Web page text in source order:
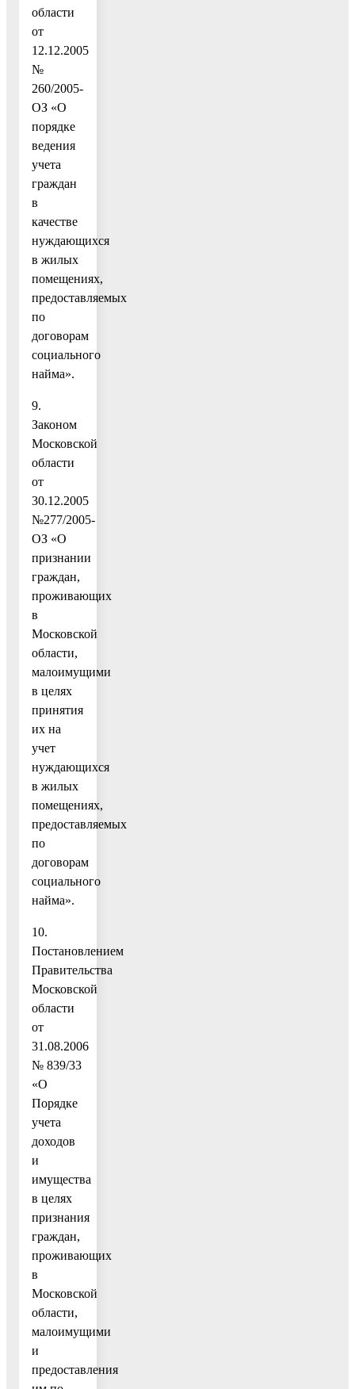
области
от
12.12.2005
№
260/2005-
ОЗ «О
порядке
ведения
учета
граждан
в
качестве
нуждающихся
в жилых
помещениях,
предоставляемых
по
договорам
социального
найма».
9.
Законом
Московской
области
от
30.12.2005
№277/2005-
ОЗ «О
признании
граждан,
проживающих
в
Московской
области,
малоимущими
в целях
принятия
их на
учет
нуждающихся
в жилых
помещениях,
предоставляемых
по
договорам
социального
найма».
10.
Постановлением
Правительства
Московской
области
от
31.08.2006
№ 839/33
«О
Порядке
учета
доходов
и
имущества
в целях
признания
граждан,
проживающих
в
Московской
области,
малоимущими
и
предоставления